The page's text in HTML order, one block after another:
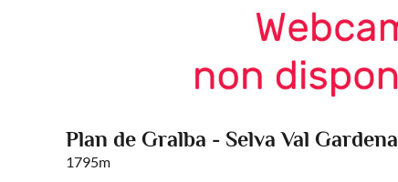
Plan de Gralba - Selva Val Gardena
1795m